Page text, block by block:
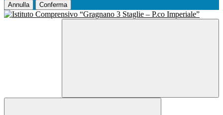
Annulla Conferma